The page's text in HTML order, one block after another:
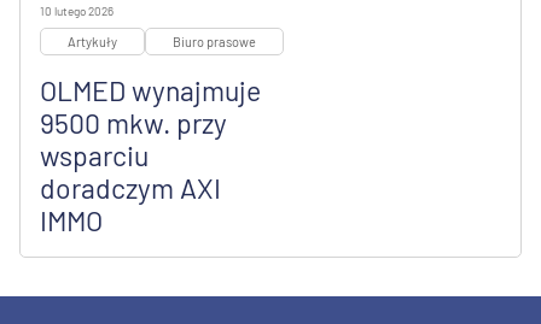
10 lutego 2026
Artykuły Biuro prasowe
OLMED wynajmuje
9500 mkw. przy
wsparciu
doradczym AXI
IMMO